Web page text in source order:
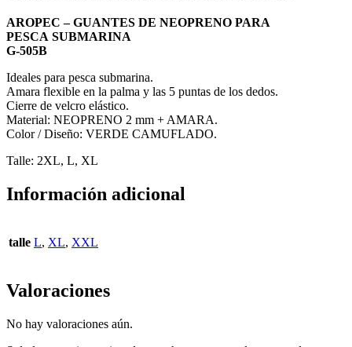
AROPEC – GUANTES DE NEOPRENO PARA
PESCA SUBMARINA
G-505B
Ideales para pesca submarina.
Amara flexible en la palma y las 5 puntas de los dedos.
Cierre de velcro elástico.
Material: NEOPRENO 2 mm + AMARA.
Color / Diseño: VERDE CAMUFLADO.
Talle: 2XL, L, XL
Información adicional
talle L, XL, XXL
Valoraciones
No hay valoraciones aún.